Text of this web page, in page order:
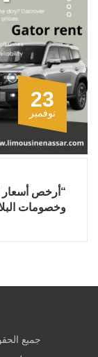
23
نوفمبر
“أرخص
وخصومات
جميع